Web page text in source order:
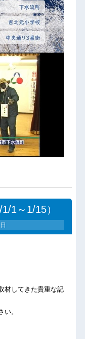
1～1/15）
材してきた貴重な記
。